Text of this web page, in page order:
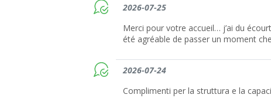
2026-07-25
Merci pour votre accueil… j’ai du
été agréable de passer un moment
2026-07-24
Complimenti per la struttura e la